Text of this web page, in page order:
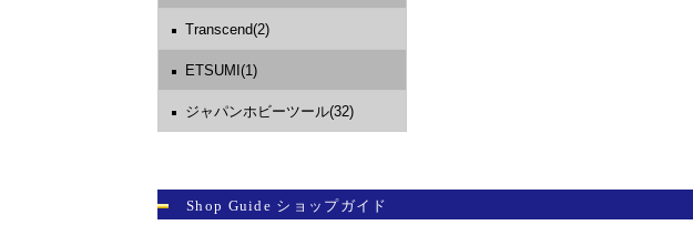
Transcend(2)
ETSUMI(1)
ジャパンホビーツール(32)
Shop Guide ショップガイド